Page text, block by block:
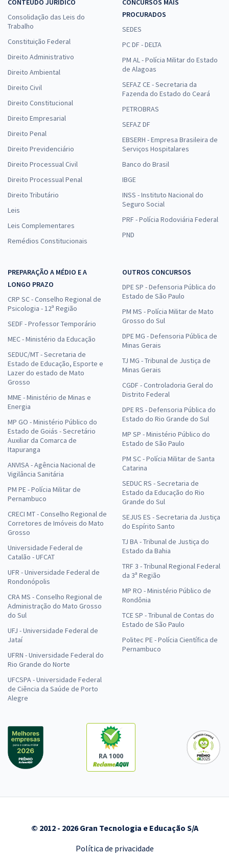
CONTEÚDO JURÍDICO
Consolidação das Leis do
Trabalho
Constituição Federal
Direito Administrativo
Direito Ambiental
Direito Civil
Direito Constitucional
Direito Empresarial
Direito Penal
Direito Previdenciário
Direito Processual Civil
Direito Processual Penal
Direito Tributário
Leis
Leis Complementares
Remédios Constitucionais
CONCURSOS MAIS
PROCURADOS
SEDES
PC DF - DELTA
PM AL - Polícia Militar do Estado
de Alagoas
SEFAZ CE - Secretaria da
Fazenda do Estado do Ceará
PETROBRAS
SEFAZ DF
EBSERH - Empresa Brasileira de
Serviços Hospitalares
Banco do Brasil
IBGE
INSS - Instituto Nacional do
Seguro Social
PRF - Polícia Rodoviária Federal
PND
PREPARAÇÃO A MÉDIO E A
LONGO PRAZO
CRP SC - Conselho Regional de
Psicologia - 12ª Região
SEDF - Professor Temporário
MEC - Ministério da Educação
SEDUC/MT - Secretaria de
Estado de Educação, Esporte e
Lazer do estado de Mato
Grosso
MME - Ministério de Minas e
Energia
MP GO - Ministério Público do
Estado de Goiás - Secretário
Auxiliar da Comarca de
Itapuranga
ANVISA - Agência Nacional de
Vigilância Sanitária
PM PE - Polícia Militar de
Pernambuco
CRECI MT - Conselho Regional de
Corretores de Imóveis do Mato
Grosso
Universidade Federal de
Catalão - UFCAT
UFR - Universidade Federal de
Rondonópolis
CRA MS - Conselho Regional de
Administração do Mato Grosso
do Sul
UFJ - Universidade Federal de
Jataí
UFRN - Universidade Federal do
Rio Grande do Norte
UFCSPA - Universidade Federal
de Ciência da Saúde de Porto
Alegre
OUTROS CONCURSOS
DPE SP - Defensoria Pública do
Estado de São Paulo
PM MS - Polícia Militar de Mato
Grosso do Sul
DPE MG - Defensoria Pública de
Minas Gerais
TJ MG - Tribunal de Justiça de
Minas Gerais
CGDF - Controladoria Geral do
Distrito Federal
DPE RS - Defensoria Pública do
Estado do Rio Grande do Sul
MP SP - Ministério Público do
Estado de São Paulo
PM SC - Polícia Militar de Santa
Catarina
SEDUC RS - Secretaria de
Estado da Educação do Rio
Grande do Sul
SEJUS ES - Secretaria da Justiça
do Espírito Santo
TJ BA - Tribunal de Justiça do
Estado da Bahia
TRF 3 - Tribunal Regional Federal
da 3ª Região
MP RO - Ministério Público de
Rondônia
TCE SP - Tribunal de Contas do
Estado de São Paulo
Politec PE - Polícia Científica de
Pernambuco
RA 1000
© 2012 - 2026 Gran Tecnologia e Educação S/A
Política de privacidade